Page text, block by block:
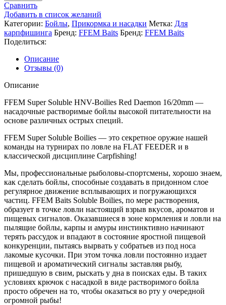
Сравнить
Добавить в список желаний
Категории: Бойлы, Прикормка и насадки Метка: Для
карпфишинга Бренд: FFEM Baits Бренд: FFEM Baits
Поделиться:
Описание
Отзывы (0)
Описание
FFEM Super Soluble HNV-Boilies Red Dаеmon 16/20mm —
насадочные растворимые бойлы высокой питательности на
основе различных острых специй.
FFEM Super Soluble Boilies — это секретное оружие нашей
команды на турнирах по ловле на FLAT FEEDER и в
классической дисциплине Carpfishing!
Мы, профессиональные рыболовы-спортсмены, хорошо знаем,
как сделать бойлы, способные создавать в придонном слое
регулярное движение всплывающих и погружающихся
частиц. FFEM Baits Soluble Boilies, по мере растворения,
образует в точке ловли настоящий взрыв вкусов, ароматов и
пищевых сигналов. Оказавшиеся в зоне кормления и ловли на
пылящие бойлы, карпы и амуры инстинктивно начинают
терять рассудок и впадают в состояние яростной пищевой
конкуренции, пытаясь вырвать у собратьев из под носа
лакомые кусочки. При этом точка ловли постоянно издает
пищевой и ароматический сигналы заставляя рыбу,
пришедшую в свим, рыскать у дна в поисках еды. В таких
условиях крючок с насадкой в виде растворимого бойла
просто обречен на то, чтобы оказаться во рту у очередной
огромной рыбы!